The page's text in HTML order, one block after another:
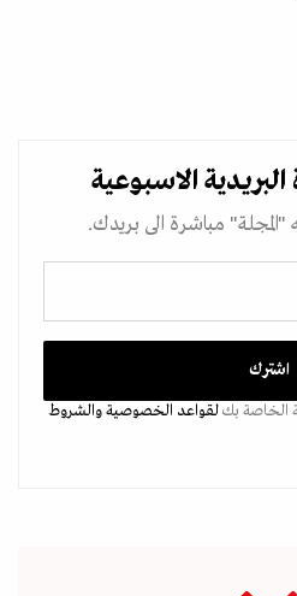
الاسبوعية
مباشرة الى بريدك.
الخاصة بكلقواعد الخصوصيةوالشروط